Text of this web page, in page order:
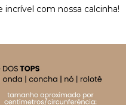
incrível com nossa calcinha!